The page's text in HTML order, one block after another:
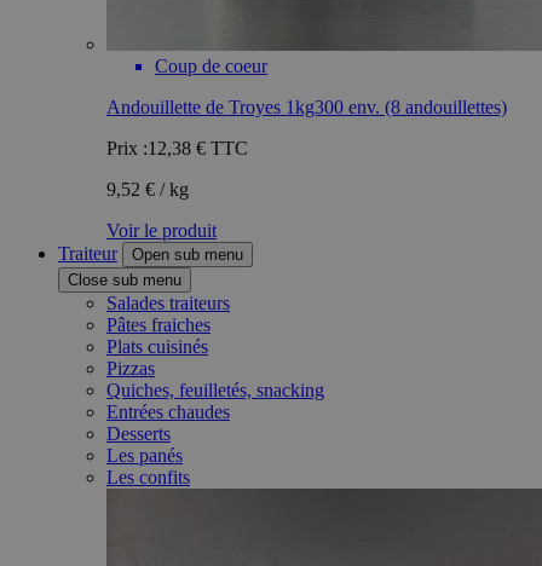
Coup de coeur
Andouillette de Troyes 1kg300 env. (8 andouillettes)
Prix :12,38 € TTC
9,52 € / kg
Voir le produit
Traiteur
Open sub menu
Close sub menu
Salades traiteurs
Pâtes fraiches
Plats cuisinés
Pizzas
Quiches, feuilletés, snacking
Entrées chaudes
Desserts
Les panés
Les confits